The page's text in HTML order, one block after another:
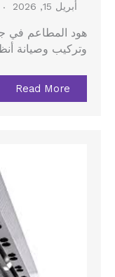
أبريل 15, 2026
هود المطاعم في
وتركيب وصيانة
Read More